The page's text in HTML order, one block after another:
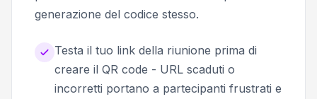
generazione del codice stesso.
Testa il tuo link della riunione prima di
creare il QR code - URL scaduti o
incorretti portano a partecipanti frustrati e